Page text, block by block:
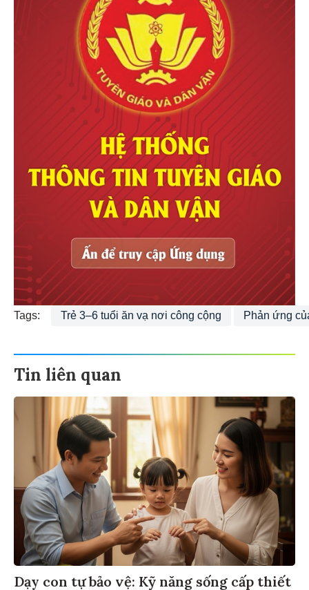
Tags: Trẻ 3–6 tuổi ăn vạ nơi công cộng Phản ứng
Tin liên quan
Dạy con tự bảo vệ: Kỹ năng sống cấp thiết